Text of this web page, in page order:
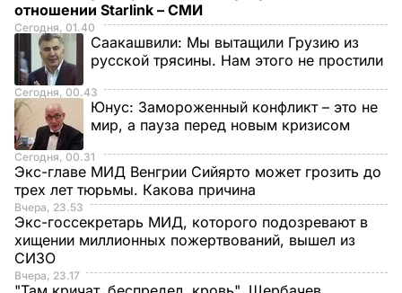
отношении Starlink – СМИ
Сегодня, 01.40
Саакашвили: Мы вытащили Грузию из
русской трясины. Нам этого не простили
Сегодня, 00.43
Юнус: Замороженный конфликт – это не
мир, а пауза перед новым кризисом
Сегодня, 00.31
Экс-главе МИД Венгрии Сийярто может грозить до
трех лет тюрьмы. Какова причина
Вчера, 23.53
Экс-госсекретарь МИД, которого подозревают в
хищении миллионных пожертвований, вышел из
СИЗО
Вчера, 23.17